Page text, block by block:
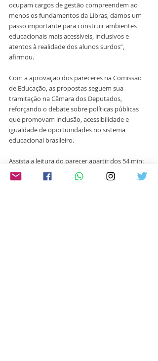
ocupam cargos de gestão compreendem ao
menos os fundamentos da Libras, damos um
passo importante para construir ambientes
educacionais mais acessíveis, inclusivos e
atentos à realidade dos alunos surdos”,
afirmou.
Com a aprovação dos pareceres na Comissão
de Educação, as propostas seguem sua
tramitação na Câmara dos Deputados,
reforçando o debate sobre políticas públicas
que promovam inclusão, acessibilidade e
igualdade de oportunidades no sistema
educacional brasileiro.
Assista a leitura do parecer apartir dos 54 min:
https://www.youtube.com/live/SYM5FoswIDk?
is=w9uGks-4HSTeQDAt